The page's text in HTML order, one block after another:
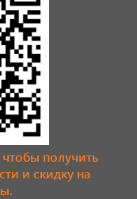
получить
и скидку на